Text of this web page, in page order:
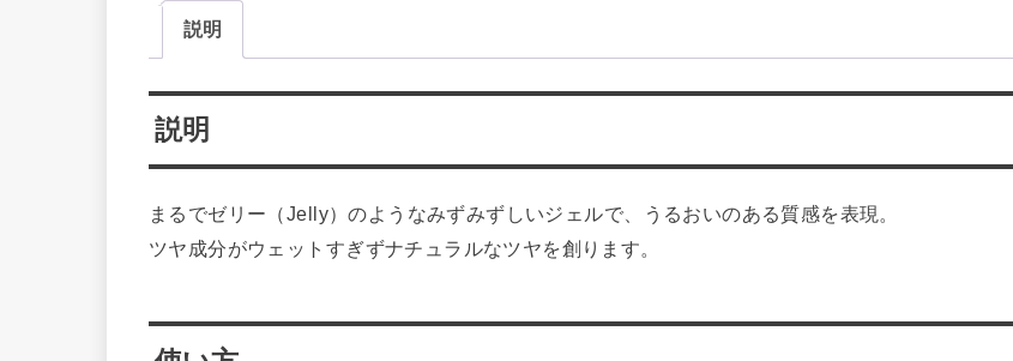
説明
説明
まるでゼリー（Jelly）のようなみずみずしいジェルで、うるおいのある質感を表現。
ツヤ成分がウェットすぎずナチュラルなツヤを創ります。